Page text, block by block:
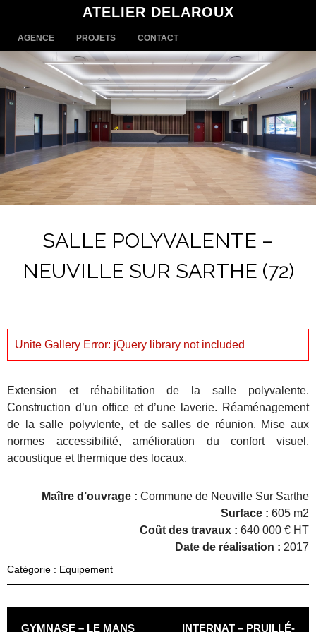
ATELIER DELAROUX
MENU
SKIP TO CONTENT
AGENCE PROJETS CONTACT
SALLE POLYVALENTE –
NEUVILLE SUR SARTHE (72)
Unite Gallery Error: jQuery library not included
Extension et réhabilitation de la salle polyvalente.
Construction d’un office et d’une laverie. Réaménagement
de la salle polyvlente, et de salles de réunion. Mise aux
normes accessibilité, amélioration du confort visuel,
acoustique et thermique des locaux.
Maître d’ouvrage : Commune de Neuville Sur Sarthe
Surface : 605 m2
Coût des travaux : 640 000 € HT
Date de réalisation : 2017
Catégorie : Equipement
POST NAVIGATION
GYMNASE – LE MANS INTERNAT – PRUILLÉ-